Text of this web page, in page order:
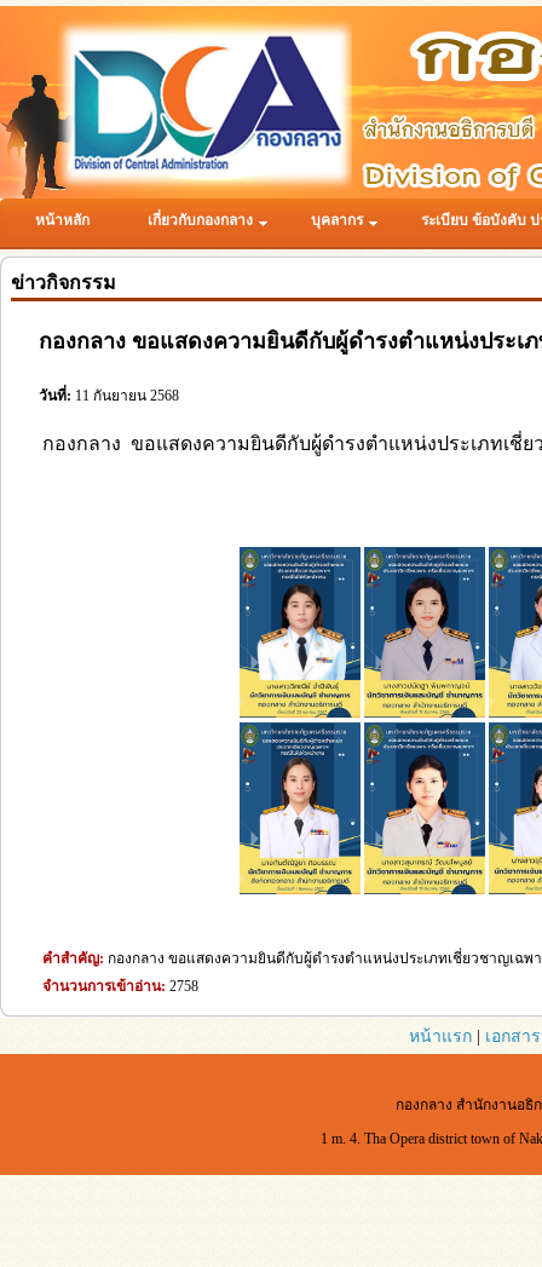
หน้าหลัก เกี่ยวกับกองกลาง บุคลากร ระเบียบ ข้อบังคับ
ข่าวกิจกรรม
กองกลาง ขอแสดงความยินดีกับผู้ดำรงตำแหน่งประ
วันที่: 11 กันยายน 2568
กองกลาง ขอแสดงความยินดีกับผู้ดำรงตำแหน่งประเภทเ
คำสำคัญ: กองกลาง ขอแสดงความยินดีกับผู้ดำรงตำแหน่งประเภทเชี่ยวชาญเฉ
จำนวนการเข้าอ่าน: 2758
หน้าแรก เอกสา
กองกลาง สำนักงานอ
1 m. 4. Tha Opera district town of